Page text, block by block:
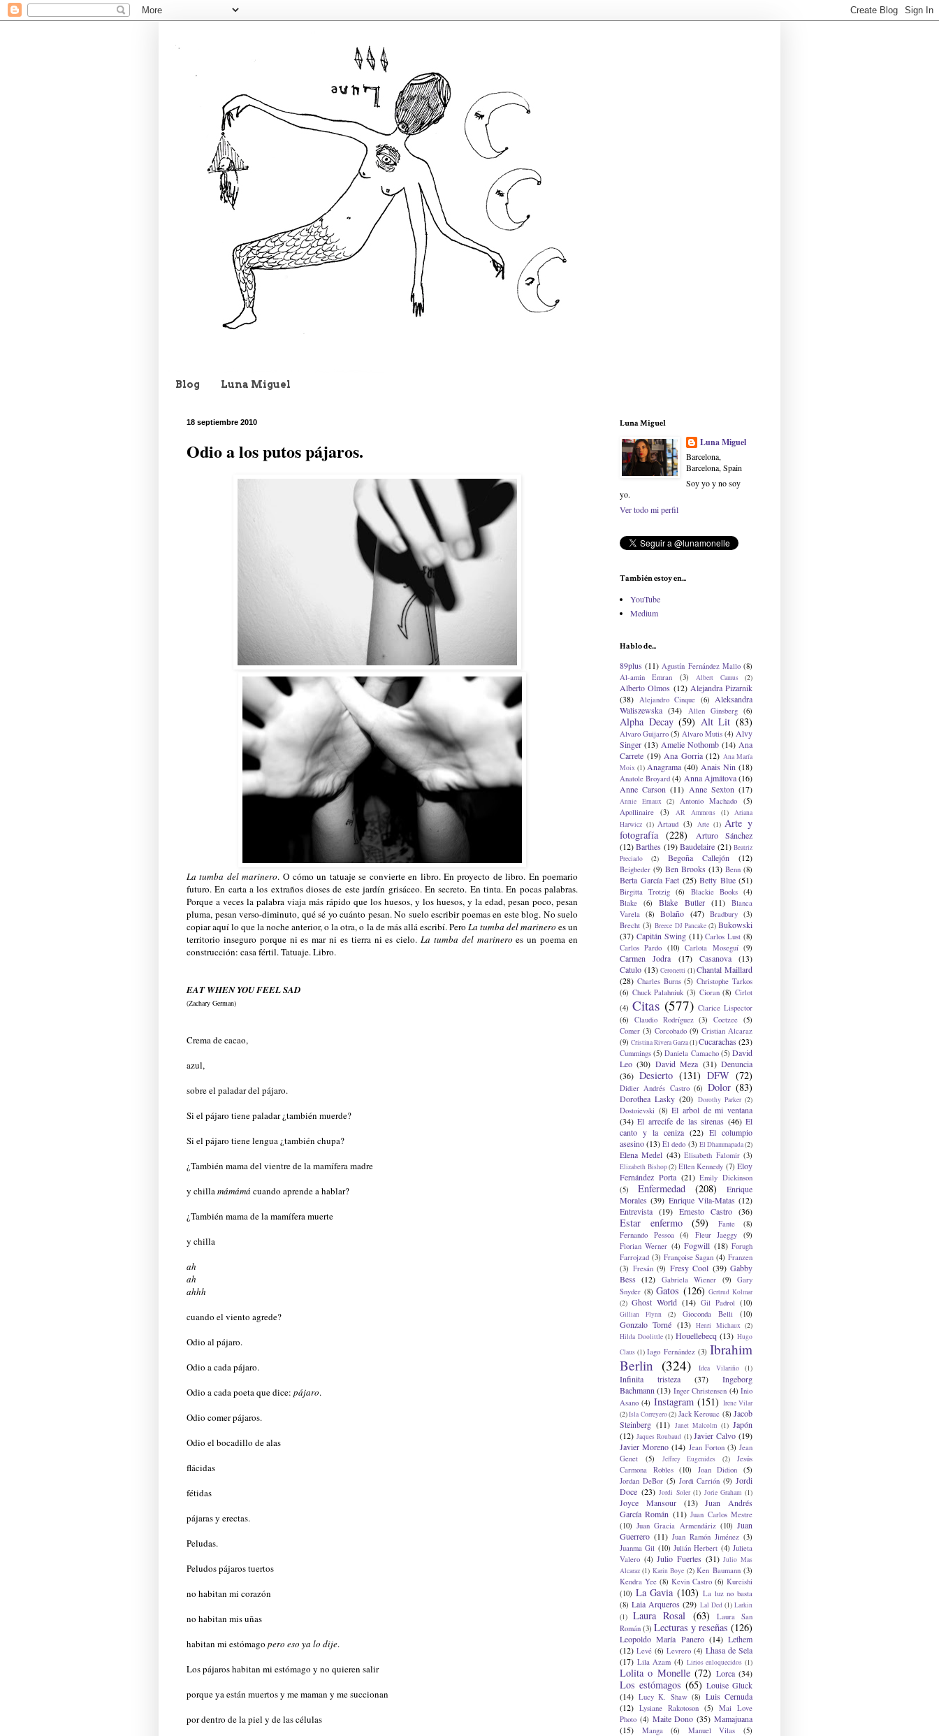
Blog Luna Miguel
18 septiembre 2010
Odio a los putos pájaros.
La tumba del marinero. O cómo un tatuaje se convierte en libro. En proyecto de libro. En poemario
futuro. En carta a los extraños dioses de este jardín grisáceo. En secreto. En tinta. En pocas palabras.
Porque a veces la palabra viaja más rápido que los huesos, y los huesos, y la edad, pesan poco, pesan
pluma, pesan verso-diminuto, qué sé yo cuánto pesan. No suelo escribir poemas en este blog. No suelo
copiar aquí lo que la noche anterior, o la otra, o la de más allá escribí. PeroLa tumba del marinero es un
territorio inseguro porque ni es mar ni es tierra ni es cielo.La tumba del marinero es un poema en
construcción: casa fértil. Tatuaje. Libro.
EAT WHEN YOU FEEL SAD
(Zachary German)
Crema de cacao,
azul,
sobre el paladar del pájaro.
Si el pájaro tiene paladar ¿también muerde?
Si el pájaro tiene lengua ¿también chupa?
¿También mama del vientre de la mamífera madre
y chillamámámá cuando aprende a hablar?
¿También mama de la mamífera muerte
y chilla
ah
ah
ahhh
cuando el viento agrede?
Odio al pájaro.
Odio a cada pájaro.
Odio a cada poeta que dice: pájaro.
Odio comer pájaros.
Odio el bocadillo de alas
flácidas
fétidas
pájaras y erectas.
Peludas.
Peludos pájaros tuertos
no habitan mi corazón
no habitan mis uñas
habitan mi estómago pero eso ya lo dije.
Los pájaros habitan mi estómago y no quieren salir
porque ya están muertos y me maman y me succionan
por dentro de la piel y de las células
Luna Miguel
Luna Miguel
Barcelona,
Barcelona, Spain
Soy yo y no soy
yo.
Ver todo mi perfil
También estoy en...
YouTube
Medium
Hablo de...
89plus (11) Agustín Fernández Mallo (8)
Al-amin Emran
(3) Albert Camus (2)
Alberto Olmos (12) Alejandra Pizarnik
(38)
Alejandro Cinque (6)
Aleksandra
Waliszewska (34) Allen Ginsberg (6)
Alpha Decay (59) Alt Lit (83)
Alvaro Guijarro (5) Alvaro Mutis (4) Alvy
Singer (13) Amelie Nothomb (14) Ana
Carrete (19) Ana Gorria (12) Ana María
Moix (1) Anagrama (40) Anais Nin (18)
Anatole Broyard (4) Anna Ajmátova (16)
Anne Carson (11) Anne Sexton (17)
Annie Ernaux (2) Antonio Machado
(5)
Apollinaire
(3) AR Ammons (1)
Ariana
Harwicz (1) Artaud (3) Arte (1) Arte y
fotografía (228)
Arturo Sánchez
(12) Barthes (19) Baudelaire (21) Beatriz
Preciado
(2) Begoña Callejón (12)
Beigbeder (9) Ben Brooks (13) Benn (8)
Berta García Faet (25) Betty Blue (51)
Birgitta Trotzig (6) Blackie Books (4)
Blake
(6) Blake Butler (11)
Blanca
Varela
(8) Bolaño (47) Bradbury (3)
Brecht (3) Breece DJ Pancake (2) Bukowski
(37) Capitán Swing (11) Carlos Lust (8)
Carlos Pardo (10) Carlota Moseguí (9)
Carmen Jodra (17) Casanova
(13)
Catulo (13) Ceronetti (1) Chantal Maillard
(28) Charles Burns (5) Christophe Tarkos
(6) Chuck Palahniuk (3) Cioran (8) Cirlot
(4) Citas (577) Clarice Lispector
(6)
Claudio Rodríguez (3) Coetzee (5)
Comer (3) Corcobado (9) Cristian Alcaraz
(9) Cristina Rivera Garza(1)Cucarachas (23)
Cummings (5) Daniela Camacho (5) David
Leo (30) David Meza (31) Denuncia
(36) Desierto (131) DFW (72)
Didier Andrés Castro (6) Dolor (83)
Dorothea Lasky (20) Dorothy Parker (2)
Dostoievski (8) El arbol de mi ventana
(34) El arrecife de las sirenas (46) El
canto y la ceniza (22) El columpio
asesino(13) El dedo (3) El Dhammapada(2)
Elena Medel (43) Elisabeth Falomir (3)
Elizabeth Bishop(2) Ellen Kennedy (7) Eloy
Fernández Porta (21) Emily Dickinson
(5)
Enfermedad (208)
Enrique
Morales (39) Enrique Vila-Matas (12)
Entrevista (19) Ernesto Castro (36)
Estar enfermo (59) Fante
(8)
Fernando Pessoa
(4) Fleur Jaeggy
(9)
Florian Werner (4) Fogwill (18) Forugh
Farrojzad (3) Françoise Sagan (4) Franzen
(3) Fresán (9) Fresy Cool (39) Gabby
Bess (12) Gabriela Wiener (9)
Gary
Snyder (8) Gatos (126) Gertrud Kolmar
(2) Ghost World (14) Gil Padrol (10)
Gillian Flynn (2) Gioconda Belli (10)
Gonzalo Torné (13) Henri Michaux (2)
Hilda Doolittle (1) Houellebecq (13) Hugo
Claus (1) Iago Fernández (3) Ibrahim
Berlin (324) Idea Vilariño (1)
Infinita tristeza (37)
Ingeborg
Bachmann (13) Inger Christensen (4) Inio
Asano (4) Instagram (151) Irene Vilar
(2)Isla Correyero(2) Jack Kerouac (8) Jacob
Steinberg (11) Janet Malcolm (1) Japón
(12) Jaques Roubaud (1) Javier Calvo (19)
Javier Moreno (14) Jean Forton (3) Jean
Genet
(5) Jeffrey Eugenides (2)
Jesús
Carmona Robles
(10) Joan Didion
(5)
Jordan DeBor (5) Jordi Carrión (9) Jordi
Doce (23) Jordi Soler (1) Jorie Graham (1)
Joyce Mansour (13)
Juan Andrés
García Román (11) Juan Carlos Mestre
(10) Juan Gracia Armendáriz (10) Juan
Guerrero (11) Juan Ramón Jiménez (3)
Juanma Gil (10) Julián Herbert (4) Julieta
Valero (4) Julio Fuertes (31) Julio Mas
Alcaraz (1) Karin Boye (2) Ken Baumann (3)
Kendra Yee (8) Kevin Castro (6) Kureishi
(10) La Gavia (103) La luz no basta
(8) Laia Arqueros (29) Lal Ded (1) Larkin
(1)
Laura Rosal (63)
Laura San
Román (3) Lecturas y reseñas (126)
Leopoldo María Panero (14) Lethem
(12) Levé (6) Levrero (4) Lhasa de Sela
(17) Lila Azam (4) Lirios enloquecidos (1)
Lolita o Monelle (72) Lorca (34)
Los estómagos (65) Louise Gluck
(14) Lucy K. Shaw (8) Luis Cernuda
(12) Lysiane Rakotoson (5)
Mai Love
Photo (4) Maite Dono (35) Mamajuana
(15)
Manga (6) Manuel Vilas (5)